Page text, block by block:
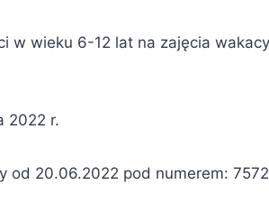
w wieku 6-12 lat na zajęcia
2022 r.
od 20.06.2022 pod numerem: